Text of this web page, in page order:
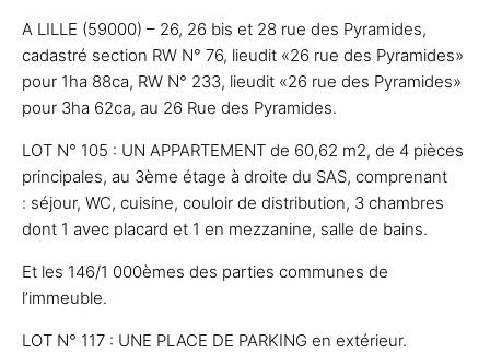
A LILLE (59000) – 26, 26 bis et 28 rue des Pyramides,
cadastré section RW N° 76, lieudit «26 rue des Pyramides»
pour 1ha 88ca, RW N° 233, lieudit «26 rue des Pyramides»
pour 3ha 62ca, au 26 Rue des Pyramides.
LOT N° 105 : UN APPARTEMENT de 60,62 m2, de 4 pièces
principales, au 3ème étage à droite du SAS, comprenant
: séjour, WC, cuisine, couloir de distribution, 3 chambres
dont 1 avec placard et 1 en mezzanine, salle de bains.
Et les 146/1 000èmes des parties communes de
l’immeuble.
LOT N° 117 : UNE PLACE DE PARKING en extérieur.